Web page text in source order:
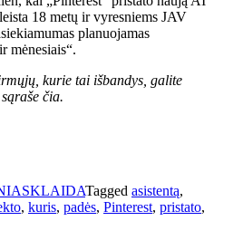
18 metų ir vyresniems JAV
planuojamas
mėnesiais“.
kurie tai išbandys, galite
čia.
Tagged asistentą,
, kuris, padės, Pinterest, pristato,